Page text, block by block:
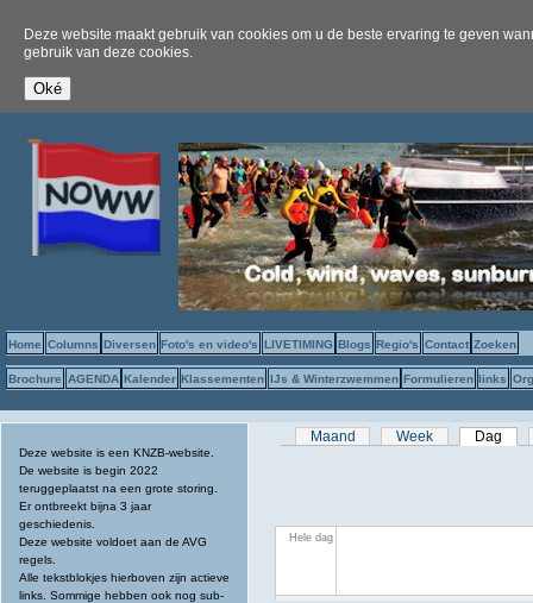
Deze website maakt gebruik van cookies om u de beste ervaring te geven
gebruik van deze cookies.
Home Columns Diversen Foto's en video's LIVETIMING Blogs Regio's Contact Zoeken
Brochure AGENDA Kalender Klassementen IJs & Winterzwemmen Formulieren links
Deze website is een KNZB-website.
De website is begin 2022
teruggeplaatst na een grote storing.
Er ontbreekt bijna 3 jaar
geschiedenis.
Deze website voldoet aan de AVG
regels.
Alle tekstblokjes hierboven zijn actieve
links. Sommige hebben ook nog sub-
Primaire tabs
Maand Week Dag
Hele dag